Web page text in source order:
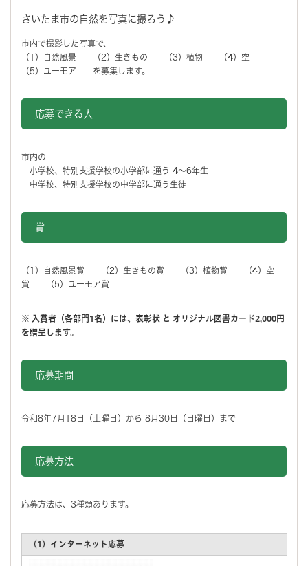
さいたま市の自然を写真に撮ろう♪
市内で撮影した写真で、
（1）自然風景 （2）生きもの （3）植物 （4）空
（5）ユーモア を募集します。
応募できる人
市内の
小学校、特別支援学校の小学部に通う 4～6年生
中学校、特別支援学校の中学部に通う生徒
賞
（1）自然風景賞 （2）生きもの賞 （3）植物賞 （4）空
賞 （5）ユーモア賞
※ 入賞者（各部門1名）には、表彰状 と オリジナル図書カード2,000円
を贈呈します。
応募期間
令和8年7月18日（土曜日）から 8月30日（日曜日）まで
応募方法
応募方法は、3種類あります。
（1）インターネット応募